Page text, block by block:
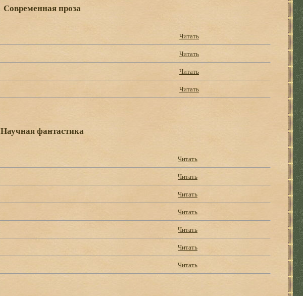
Современная проза
Читать
Читать
Читать
Читать
Научная фантастика
Читать
Читать
Читать
Читать
Читать
Читать
Читать